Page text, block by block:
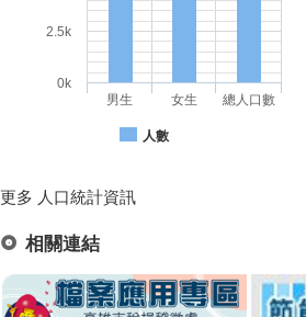
人數
男生 女生 總人口數
0k
2.5k
更多 人口統計資訊
相關連結